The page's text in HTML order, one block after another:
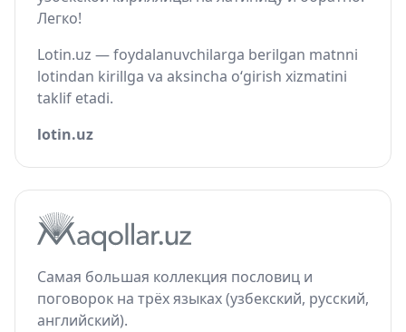
Легко!
Lotin.uz — foydalanuvchilarga berilgan matnni
lotindan kirillga va aksincha o‘girish xizmatini
taklif etadi.
lotin.uz
Самая большая коллекция пословиц и
поговорок на трёх языках (узбекский, русский,
английский).